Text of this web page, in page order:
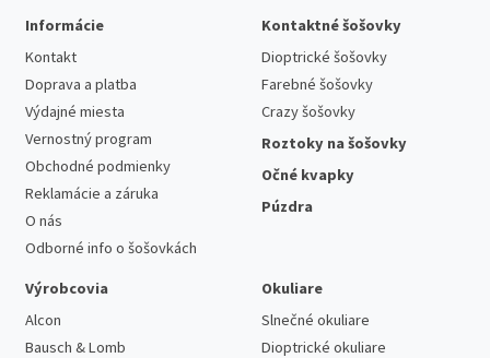
Informácie
Kontakt
Doprava a platba
Výdajné miesta
Vernostný program
Obchodné podmienky
Reklamácie a záruka
O nás
Odborné info o šošovkách
Kontaktné šošovky
Dioptrické šošovky
Farebné šošovky
Crazy šošovky
Roztoky na šošovky
Očné kvapky
Púzdra
Výrobcovia
Alcon
Bausch & Lomb
Okuliare
Slnečné okuliare
Dioptrické okuliare